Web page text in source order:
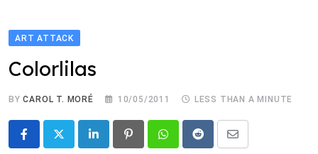
ART ATTACK
Colorlilas
BYCAROL T. MORÉ 10/05/2011 LESS THAN A MINUTE
LinkedIn PinterestWhatsappRedditShare